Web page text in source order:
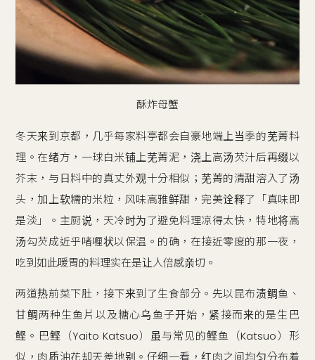
酥炸母蟹
冬天来到京都，几乎每家料亭都会自豪地端上当季的芜菁料
理。在绪方，一球白米铺上芜菁泥，浇上高汤芡汁后再缀以
芥末，与日料中的真丈外观十分相似；芜菁的清甜溶入了汤
头，加上软糯的米粒，风味高雅鲜甜，完美诠释了「真味即
是淡」。主厨说，天冷时为了避免料理凉得太快，特地将高
汤勾芡成近乎啫喱状以保温。的确，在接近零度的那一夜，
吃到如此暖胃的料理实在是让人倍感亲切。
两道热前菜下肚，接下来到了生食部分。先以昆布渍鲷鱼、
甘鲷两种生鱼片以及糖心乌鱼子开始，紧接而来的是生巴
鲣。巴鲣（Yaito Katsuo）虽与常见的鲣鱼（Katsuo）形
似，肉质油花却天差地别。仔细一看，红肉之间均匀分布着